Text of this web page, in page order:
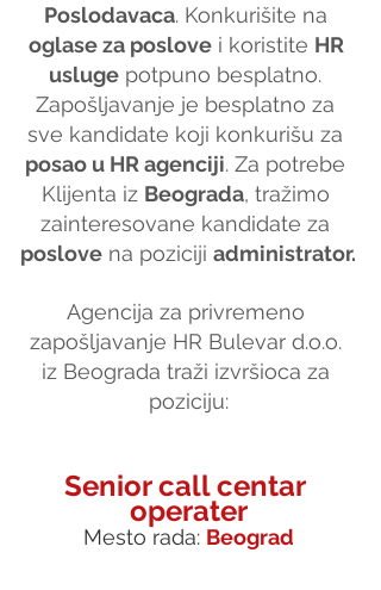
Poslodavaca. Konkurišite na
oglase za poslove i koristite HR
usluge potpuno besplatno.
Zapošljavanje je besplatno za
sve kandidate koji konkurišu za
posao u HR agenciji. Za potrebe
Klijenta iz Beograda, tražimo
zainteresovane kandidate za
poslove na poziciji administrator.
Agencija za privremeno
zapošljavanje HR Bulevar d.o.o.
iz Beograda traži izvršioca za
poziciju:
Senior call centar
operater
Mesto rada: Beograd